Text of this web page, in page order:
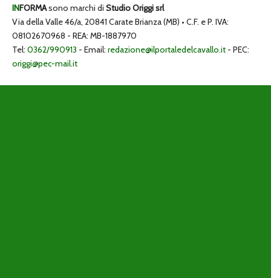
INFORMAsono marchi di Studio Origgi srl
Via della Valle 46/a, 20841 Carate Brianza (MB) • C.F. e P. IVA:
08102670968 - REA: MB-1887970
Tel: 0362/990913 - Email: redazione@ilportaledelcavallo.it - PEC:
origgi@pec-mail.it